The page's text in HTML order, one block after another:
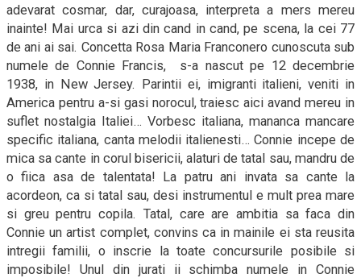
adevarat cosmar, dar, curajoasa, interpreta a mers mereu
inainte! Mai urca si azi din cand in cand, pe scena, la cei 77
de ani ai sai. Concetta Rosa Maria Franconero cunoscuta sub
numele de Connie Francis,
s-a nascut pe 12 decembrie
1938, in New Jersey. Parintii ei, imigranti italieni, veniti in
America pentru a-si gasi norocul, traiesc aici avand mereu in
suflet nostalgia Italiei… Vorbesc italiana, mananca mancare
specific italiana, canta melodii italienesti… Connie incepe de
mica sa cante in corul bisericii, alaturi de tatal sau, mandru de
o fiica asa de talentata! La patru ani invata sa cante la
acordeon, ca si tatal sau, desi instrumentul e mult prea mare
si greu pentru copila. Tatal, care are ambitia sa faca din
Connie un artist complet, convins ca in mainile ei sta reusita
intregii familii, o inscrie la toate concursurile posibile si
imposibile! Unul din jurati ii schimba numele in Connie